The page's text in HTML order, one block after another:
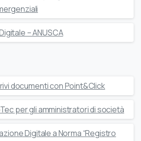
– ANUSCA
documenti con Point&Click
per gli amministratori di società
Digitale a Norma “Registro